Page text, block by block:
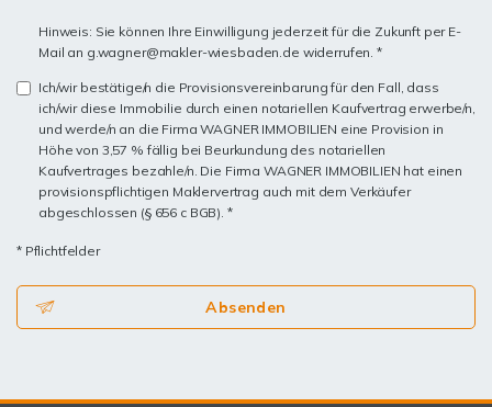
Hinweis: Sie können Ihre Einwilligung jederzeit für die Zukunft per E-
Mail an g.wagner@makler-wiesbaden.de widerrufen. *
Ich/wir bestätige/n die Provisionsvereinbarung für den Fall, dass
ich/wir diese Immobilie durch einen notariellen Kaufvertrag erwerbe/n,
und werde/n an die Firma WAGNER IMMOBILIEN eine Provision in
Höhe von 3,57 % fällig bei Beurkundung des notariellen
Kaufvertrages bezahle/n. Die Firma WAGNER IMMOBILIEN hat einen
provisionspflichtigen Maklervertrag auch mit dem Verkäufer
abgeschlossen (§ 656 c BGB). *
* Pflichtfelder
Absenden